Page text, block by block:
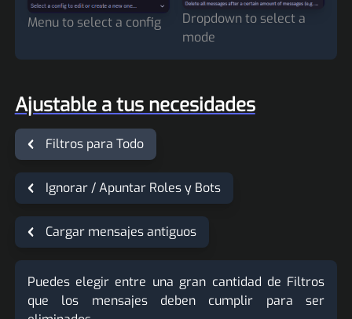
Menu to select a config
Dropdown to select a
mode
Ajustable a tus necesidades
Filtros para Todo
Ignorar / Apuntar Roles y Bots
Cargar mensajes antiguos
Puedes elegir entre una gran cantidad de Filtros
que los mensajes deben cumplir para ser